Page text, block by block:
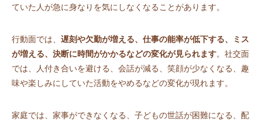
ていた人が急に身なりを気にしなくなることがあります。
行動面では、 遅刻や欠勤が増える、仕事の能率が低下する、ミス
が増える、決断に時間がかかるなどの変化が見られます。社交面
では、人付き合いを避ける、会話が減る、笑顔が少なくなる、趣
味や楽しみにしていた活動をやめるなどの変化が現れます。
家庭では、家事ができなくなる、子どもの世話が困難になる、配